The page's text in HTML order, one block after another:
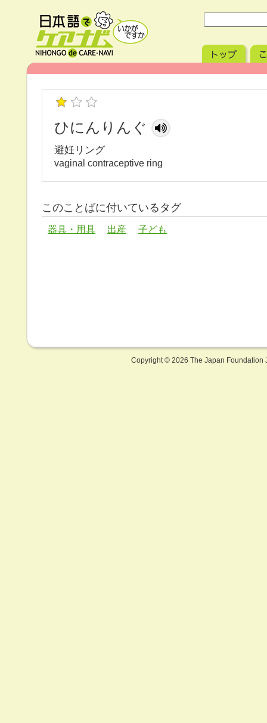
ひにんりんぐ
避妊リング
vaginal contraceptive ring
このことばに付いているタグ
器具・用具 出産 子ども
Copyright © 2026 The Japan Foundation